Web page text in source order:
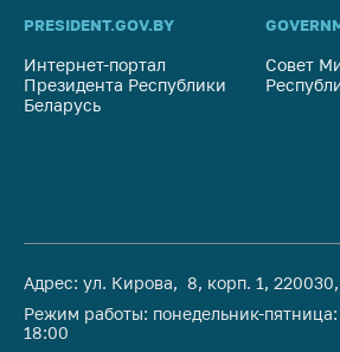
регулирование и
конкуренция
Торговля и услуги
Регулирование
рекламной
деятельности
PRESIDENT.GOV.BY
Интернет-портал
Президента Республики
Беларусь
Совет
Адрес: ул. Кирова, 8, корп. 1,
Режим работы: понедельник-
18:00